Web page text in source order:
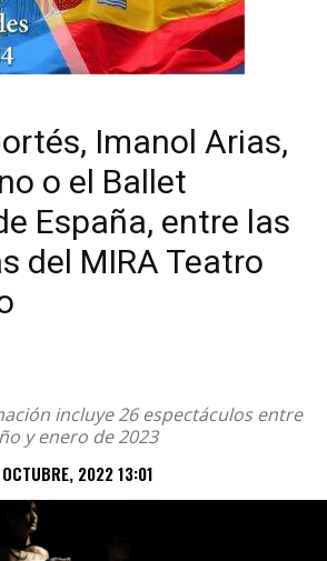
Imanol Arias,
o el Ballet
España, entre las
del MIRA Teatro
incluye 26 espectáculos entre
y enero de 2023
2022 13:01